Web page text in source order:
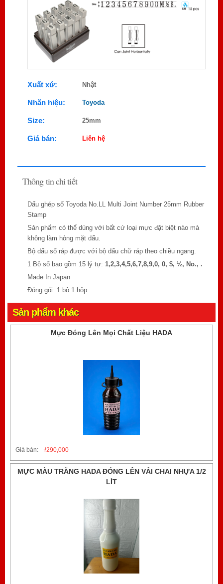
Xuất xứ: Nhật
Nhãn hiệu: Toyoda
Size: 25mm
Giá bán: Liên hệ
Thông tin chi tiết
Dấu ghép số Toyoda No.LL Multi Joint Number 25mm Rubber
Stamp
Sản phẩm có thể dùng với bất cứ loại mực đặt biệt nào mà
không làm hỏng mặt dấu.
Bộ dấu số ráp được với bộ dấu chữ ráp theo chiều ngang.
1 Bộ số bao gồm 15 lý tự: 1,2,3,4,5,6,7,8,9,0, 0, $, ½, No., .
Made In Japan
Đóng gói: 1 bộ 1 hộp.
Sản phẩm khác
Mực Đóng Lên Mọi Chất Liệu HADA
Giá bán: 290,000
₫
MỰC MÀU TRẮNG HADA ĐÓNG LÊN VẢI CHAI NHỰA 1/2
LÍT